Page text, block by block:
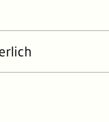
– Wie
im
Land Tier- und